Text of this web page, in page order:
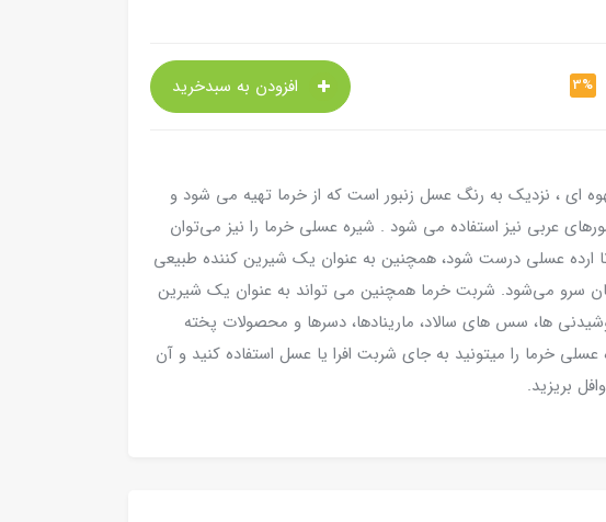
3%
ای ، نزدیک به رنگ عسل زنبور است که از خرما تهیه می شود و
عربی نیز استفاده می شود . شیره عسلی خرما را نیز می‌توان
ارده عسلی درست شود، همچنین به عنوان یک شیرین کننده طبیعی
سرو می‌شود. شربت خرما همچنین می تواند به عنوان یک شیرین
ها، سس های سالاد، مارینادها، دسرها و محصولات پخته
خرما را میتونید به جای شربت افرا یا عسل استفاده کنید و آن
بریزید.